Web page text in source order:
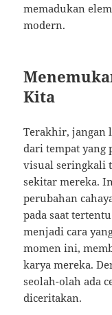
memadukan
modern.
Kita
Terakhir, jangan
dari tempat yang
visual seringkali
sekitar mereka.
perubahan
pada saat
menjadi cara
momen ini,
karya mereka.
seolah-olah ada
diceritakan.